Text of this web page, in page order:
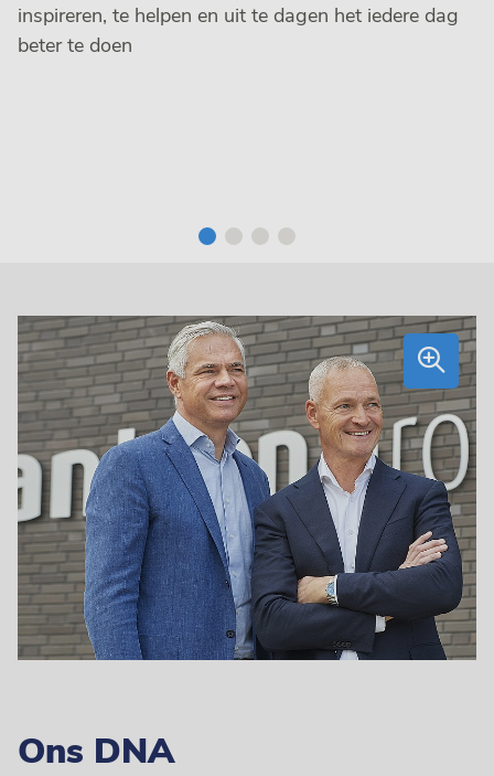
inspireren, te helpen en uit te dagen het iedere dag
beter te doen
Ons DNA